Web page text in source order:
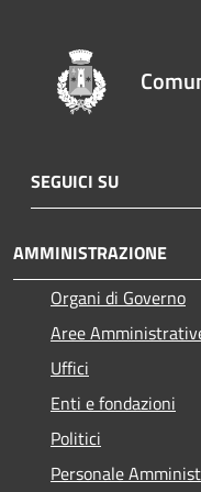
SEGUICI SU
AMMINISTRAZIONE
Organi di Governo
Aree
Uffici
Enti e fondazioni
Politici
Personale